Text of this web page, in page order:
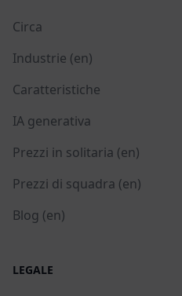
Circa
Industrie (en)
Caratteristiche
IA generativa
Prezzi in solitaria (en)
Prezzi di squadra (en)
Blog (en)
LEGALE